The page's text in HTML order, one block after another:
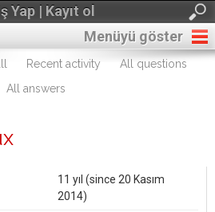
Yap | Kayıt ol
Menüyü göster
Recent activity
All questions
All answers
11 yıl (since 20 Kasım
2014)